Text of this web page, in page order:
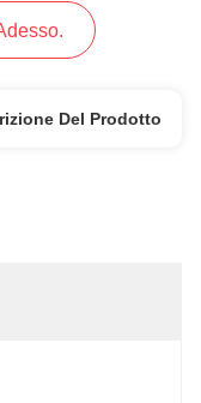
Del Prodotto